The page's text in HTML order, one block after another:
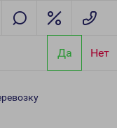
Да Нет